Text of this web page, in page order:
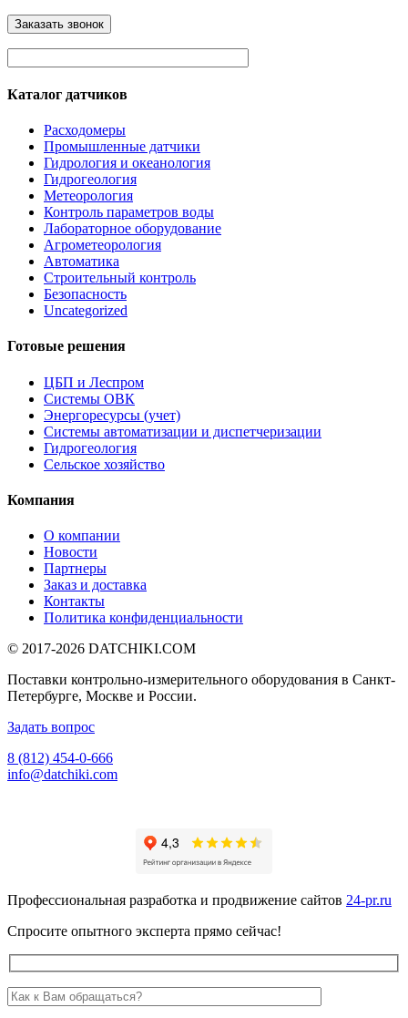
Каталог датчиков
Расходомеры
Промышленные датчики
Гидрология и океанология
Гидрогеология
Метеорология
Контроль параметров воды
Лабораторное оборудование
Агрометеорология
Автоматика
Строительный контроль
Безопасность
Uncategorized
Готовые решения
ЦБП и Леспром
Системы ОВК
Энергоресурсы (учет)
Системы автоматизации и диспетчеризации
Гидрогеология
Сельское хозяйство
Компания
О компании
Новости
Партнеры
Заказ и доставка
Контакты
Политика конфиденциальности
© 2017-2026 DATCHIKI.COM
Поставки контрольно-измерительного оборудования в Санкт-
Петербурге, Москве и России.
Задать вопрос
8 (812) 454-0-666
info@datchiki.com
Профессиональная разработка и продвижение сайтов 24-pr.ru
Спросите опытного эксперта прямо сейчас!